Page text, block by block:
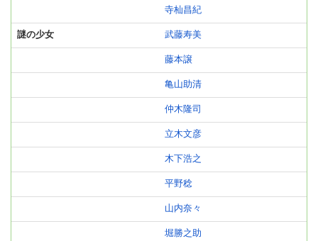
寺杣昌紀
謎の少女 武藤寿美
藤本譲
亀山助清
仲木隆司
立木文彦
木下浩之
平野稔
山内奈々
堀勝之助